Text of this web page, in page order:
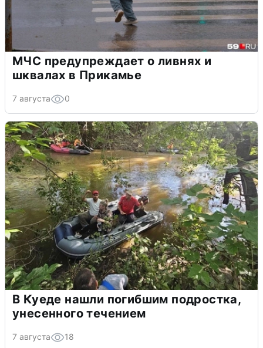
МЧС предупреждает о ливнях и
шквалах в Прикамье
7 августа 0
В Куеде нашли погибшим подростка,
унесенного течением
7 августа 18